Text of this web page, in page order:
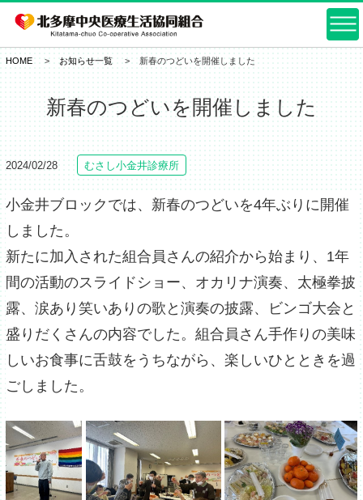
HOME お知らせ一覧 新春のつどいを開催しました
新春のつどいを開催しました
2024/02/28 むさし小金井診療所
小金井ブロックでは、新春のつどいを4年ぶりに開催
しました。
新たに加入された組合員さんの紹介から始まり、1年
間の活動のスライドショー、オカリナ演奏、太極拳披
露、涙あり笑いありの歌と演奏の披露、ビンゴ大会と
盛りだくさんの内容でした。組合員さん手作りの美味
しいお食事に舌鼓をうちながら、楽しいひとときを過
ごしました。